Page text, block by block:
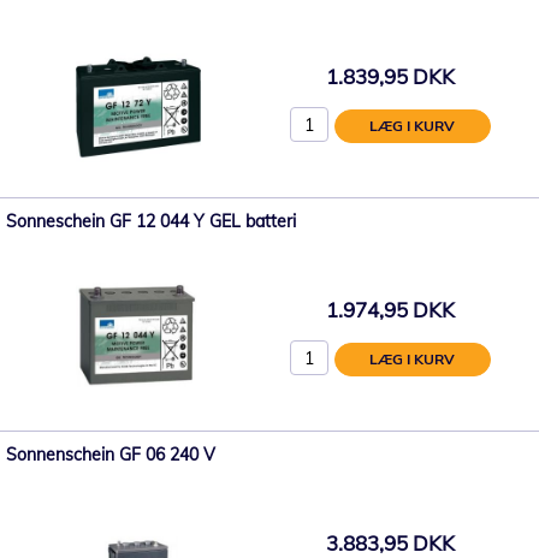
1.839,95 DKK
LÆG I KURV
Sonneschein GF 12 044 Y GEL batteri
1.974,95 DKK
LÆG I KURV
Sonnenschein GF 06 240 V
3.883,95 DKK